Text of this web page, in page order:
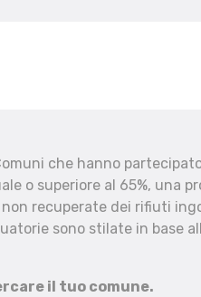
che hanno
o superiore al 65%, una
recuperate dei rifiuti
sono stilate in base
il tuo comune.